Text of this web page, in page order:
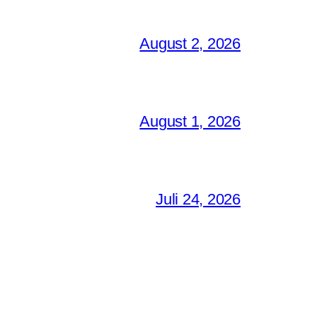
August 2, 2026
August 1, 2026
Juli 24, 2026